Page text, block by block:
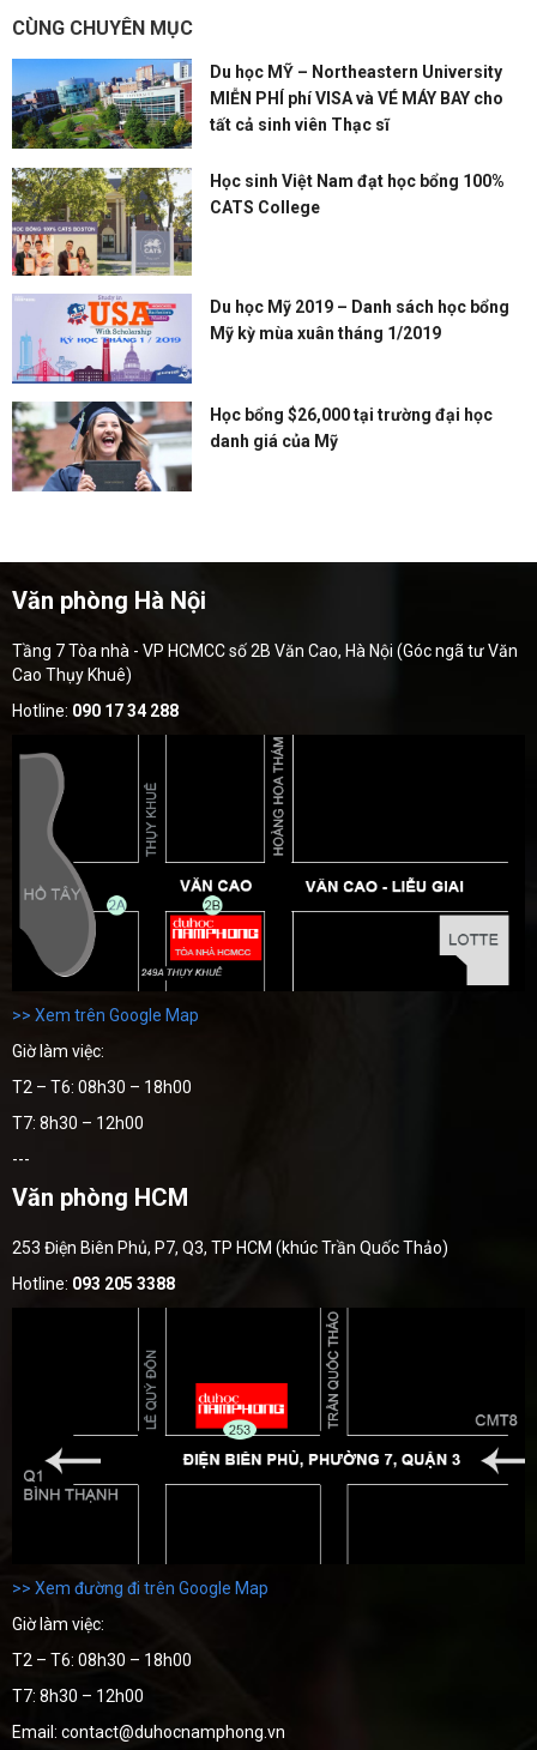
CÙNG CHUYÊN MỤC
Du học MỸ – Northeastern University
MIỄN PHÍ phí VISA và VÉ MÁY BAY cho
tất cả sinh viên Thạc sĩ
Học sinh Việt Nam đạt học bổng 100%
CATS College
Du học Mỹ 2019 – Danh sách học bổng
Mỹ kỳ mùa xuân tháng 1/2019
Học bổng $26,000 tại trường đại học
danh giá của Mỹ
Văn phòng Hà Nội
Tầng 7 Tòa nhà - VP HCMCC số 2B Văn Cao, Hà Nội (Góc ngã tư Văn
Cao Thụy Khuê)
Hotline: 090 17 34 288
>> Xem trên Google Map
Giờ làm việc:
T2 – T6: 08h30 – 18h00
T7: 8h30 – 12h00
---
Văn phòng HCM
253 Điện Biên Phủ, P7, Q3, TP HCM (khúc Trần Quốc Thảo)
Hotline: 093 205 3388
>> Xem đường đi trên Google Map
Giờ làm việc:
T2 – T6: 08h30 – 18h00
T7: 8h30 – 12h00
Email: contact@duhocnamphong.vn